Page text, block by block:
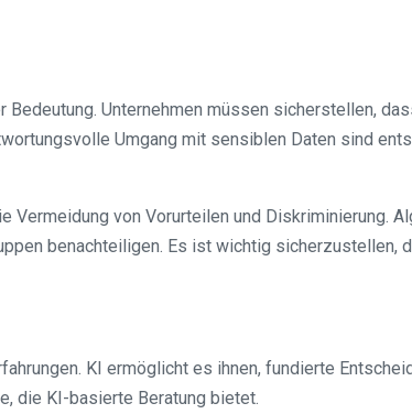
Unternehmen müssen sicherstellen,
Umgang mit sensiblen Daten sind
von Vorurteilen und Diskriminierung.
benachteiligen. Es ist wichtig sicherzustellen,
KI ermöglicht es ihnen, fundierte
die KI-basierte Beratung bietet.